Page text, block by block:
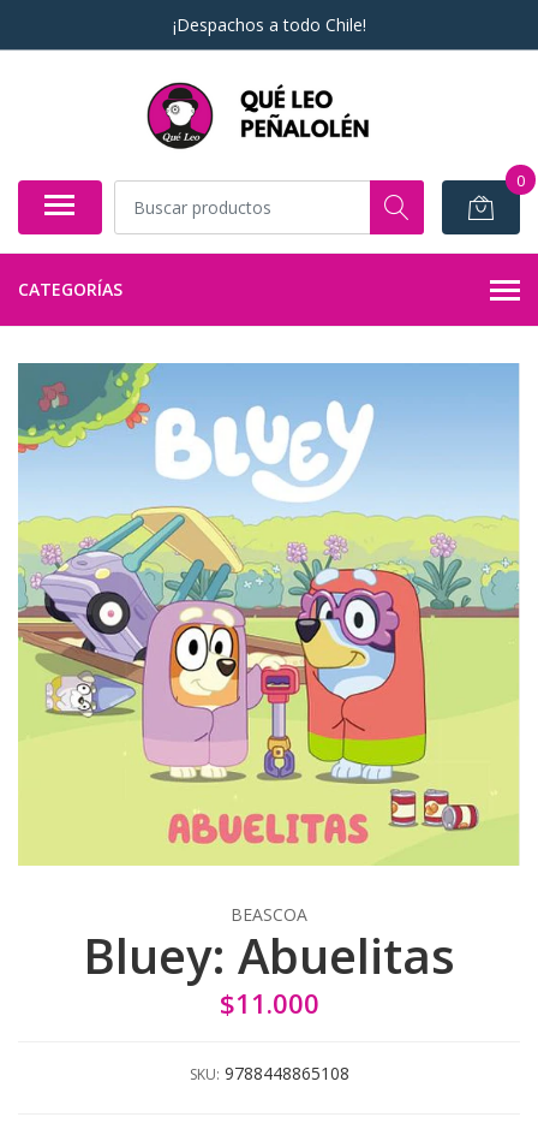
¡Despachos a todo Chile!
0
CATEGORÍAS
BEASCOA
Bluey: Abuelitas
$11.000
SKU: 9788448865108